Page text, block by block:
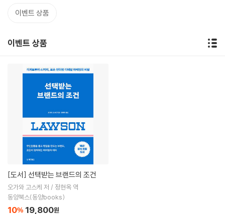
이벤트 상품
이벤트 상품
[도서] 선택받는 브랜드의 조건
오가와 고스케 저 / 정현옥 역
동양북스(동양books)
10% 19,800원